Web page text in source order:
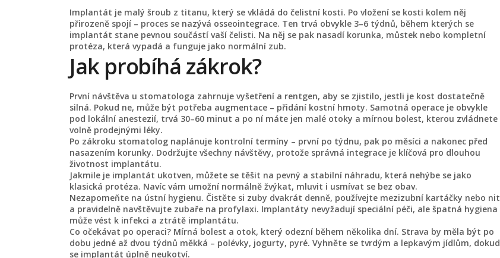
Implantát je malý šroub z titanu, který se vkládá do čelistní kosti. Po vložení se kosti kolem něj
přirozeně spojí – proces se nazývá osseointegrace. Ten trvá obvykle 3–6 týdnů, během kterých se
implantát stane pevnou součástí vaší čelisti. Na něj se pak nasadí korunka, můstek nebo kompletní
protéza, která vypadá a funguje jako normální zub.
Jak probíhá zákrok?
První návštěva u stomatologa zahrnuje vyšetření a rentgen, aby se zjistilo, jestli je kost dostatečně
silná. Pokud ne, může být potřeba augmentace – přidání kostní hmoty. Samotná operace je obvykle
pod lokální anestezií, trvá 30–60 minut a po ní máte jen malé otoky a mírnou bolest, kterou zvládnete
volně prodejnými léky.
Po zákroku stomatolog naplánuje kontrolní termíny – první po týdnu, pak po měsíci a nakonec před
nasazením korunky. Dodržujte všechny návštěvy, protože správná integrace je klíčová pro dlouhou
životnost implantátu.
Jakmile je implantát ukotven, můžete se těšit na pevný a stabilní náhradu, která nehýbe se jako
klasická protéza. Navíc vám umožní normálně žvýkat, mluvit i usmívat se bez obav.
Nezapomeňte na ústní hygienu. Čistěte si zuby dvakrát denně, používejte mezizubní kartáčky nebo nit
a pravidelně navštěvujte zubaře na profylaxi. Implantáty nevyžadují speciální péči, ale špatná hygiena
může vést k infekci a ztrátě implantátu.
Co očekávat po operaci? Mírná bolest a otok, který odezní během několika dní. Strava by měla být po
dobu jedné až dvou týdnů měkká – polévky, jogurty, pyré. Vyhněte se tvrdým a lepkavým jídlům, dokud
se implantát úplně neukotví.